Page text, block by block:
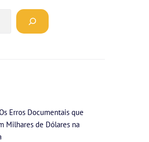
Erros Documentais que
Milhares de Dólares na